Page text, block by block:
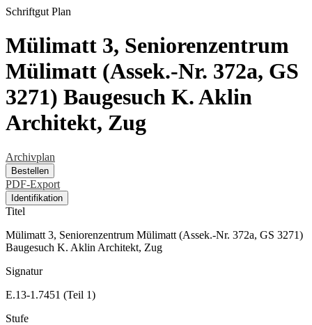
Schriftgut Plan
Mülimatt 3, Seniorenzentrum
Mülimatt (Assek.-Nr. 372a, GS
3271) Baugesuch K. Aklin
Architekt, Zug
Archivplan
Bestellen
PDF-Export
Identifikation
Titel
Mülimatt 3, Seniorenzentrum Mülimatt (Assek.-Nr. 372a, GS 3271)
Baugesuch K. Aklin Architekt, Zug
Signatur
E.13-1.7451 (Teil 1)
Stufe